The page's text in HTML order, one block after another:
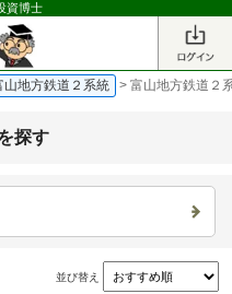
資博士
山地方鉄道２系統 > 富山地方鉄道２
探す
並び替え